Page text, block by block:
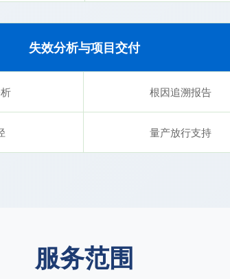
失效分析与项目交付
根因追溯报告
量产放行支持
服务范围